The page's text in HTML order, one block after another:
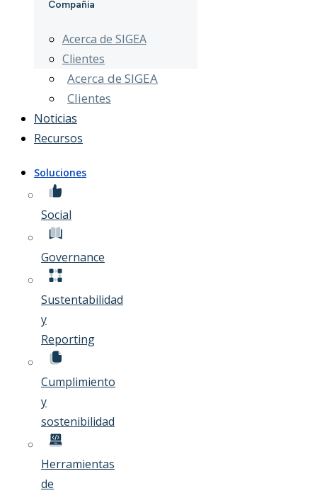
Compañia
Acerca de SIGEA
Clientes
Acerca de SIGEA
Clientes
Noticias
Recursos
Soluciones
Social
Governance
Sustentabilidad
y
Reporting
Cumplimiento
y
sostenibilidad
Herramientas
de